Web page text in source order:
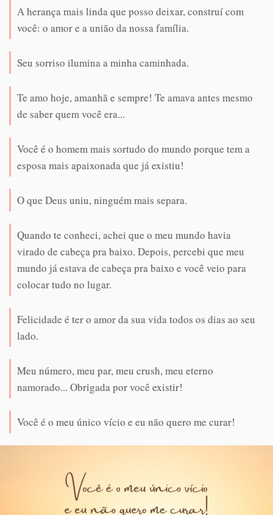
A herança mais linda que posso deixar, construí com
você: o amor e a união da nossa família.
Seu sorriso ilumina a minha caminhada.
Te amo hoje, amanhã e sempre! Te amava antes mesmo
de saber quem você era...
Você é o homem mais sortudo do mundo porque tem a
esposa mais apaixonada que já existiu!
O que Deus uniu, ninguém mais separa.
Quando te conheci, achei que o meu mundo havia
virado de cabeça pra baixo. Depois, percebi que meu
mundo já estava de cabeça pra baixo e você veio para
colocar tudo no lugar.
Felicidade é ter o amor da sua vida todos os dias ao seu
lado.
Meu número, meu par, meu crush, meu eterno
namorado... Obrigada por você existir!
Você é o meu único vício e eu não quero me curar!